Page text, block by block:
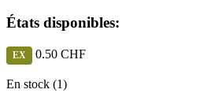
États disponibles:
EX 0.50 CHF
En stock (1)